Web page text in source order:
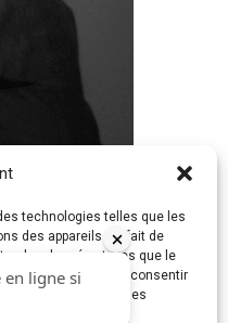
technologies telles que les
des appareils. Le fait de
des données telles que le
Le fait de ne pas consentir
négatif sur certaines